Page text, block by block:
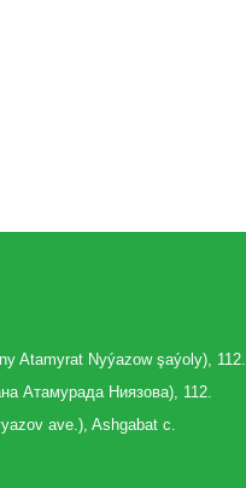
Atamyrat Nyýazow şaýoly), 112.
Атамурада Ниязова), 112.
ave.), Ashgabat c.